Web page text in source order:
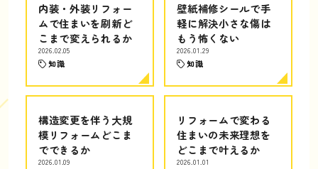
内装・外装リフォー
ムで住まいを刷新ど
こまで変えられるか
2026.02.05
知識
壁紙補修シールで手
軽に解決小さな傷は
もう怖くない
2026.01.29
知識
構造変更を伴う大規
模リフォームどこま
でできるか
2026.01.09
リフォームで変わる
住まいの未来理想を
どこまで叶えるか
2026.01.01